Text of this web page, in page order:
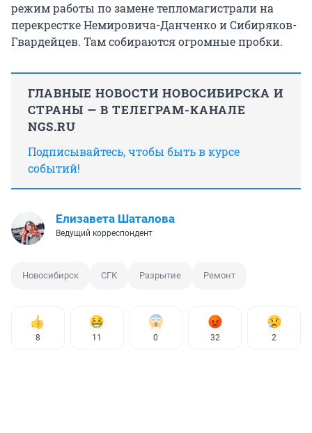
режим работы по замене тепломагистрали на
перекрестке Немировича-Данченко и Сибиряков-
Гвардейцев. Там собираются огромные пробки.
ГЛАВНЫЕ НОВОСТИ НОВОСИБИРСКА И
СТРАНЫ — В ТЕЛЕГРАМ-КАНАЛЕ
NGS.RU
Подписывайтесь, чтобы быть в курсе
событий!
Елизавета Шаталова
Ведущий корреспондент
Новосибирск СГК Разрытие Ремонт
8 11 0 32 2